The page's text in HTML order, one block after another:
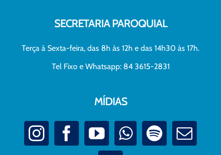
SECRETARIA PAROQUIAL
Terça à Sexta-feira, das 8h às 12h e das 14h30 às 17h.
Tel Fixo e Whatsapp: 84 3615-2831
MÍDIAS